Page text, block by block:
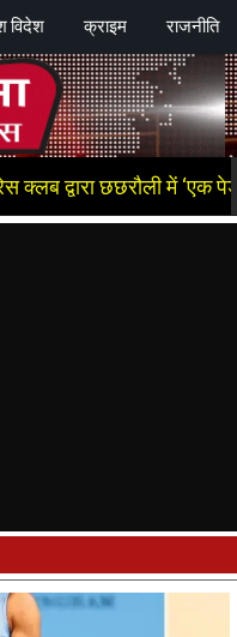
+91
छछरौली में ‘एक पेड़ माँ के
विदेश क्राइम राजनीति